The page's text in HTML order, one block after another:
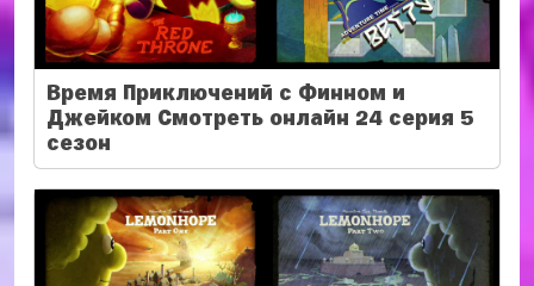
Время Приключений с Финном и
Джейком Смотреть онлайн 24 серия 5
сезон